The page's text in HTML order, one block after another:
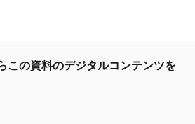
この資料のデジタルコンテンツを